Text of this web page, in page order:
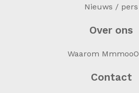
Nieuws / pers
Over ons
Waarom
Contact